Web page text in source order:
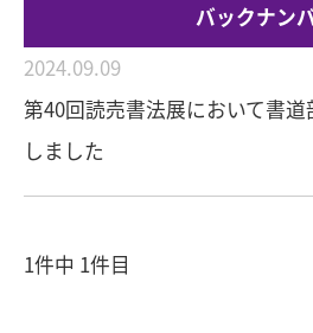
バックナン
2024.09.09
第40回読売書法展において書
しました
1件中 1件目